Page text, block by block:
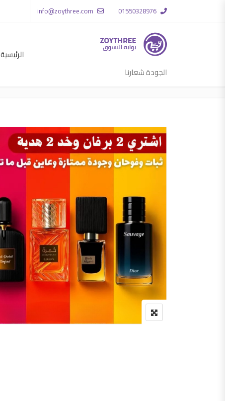
01550328976
info@zoythree.com
الجودة شعارنا
الرئيسية